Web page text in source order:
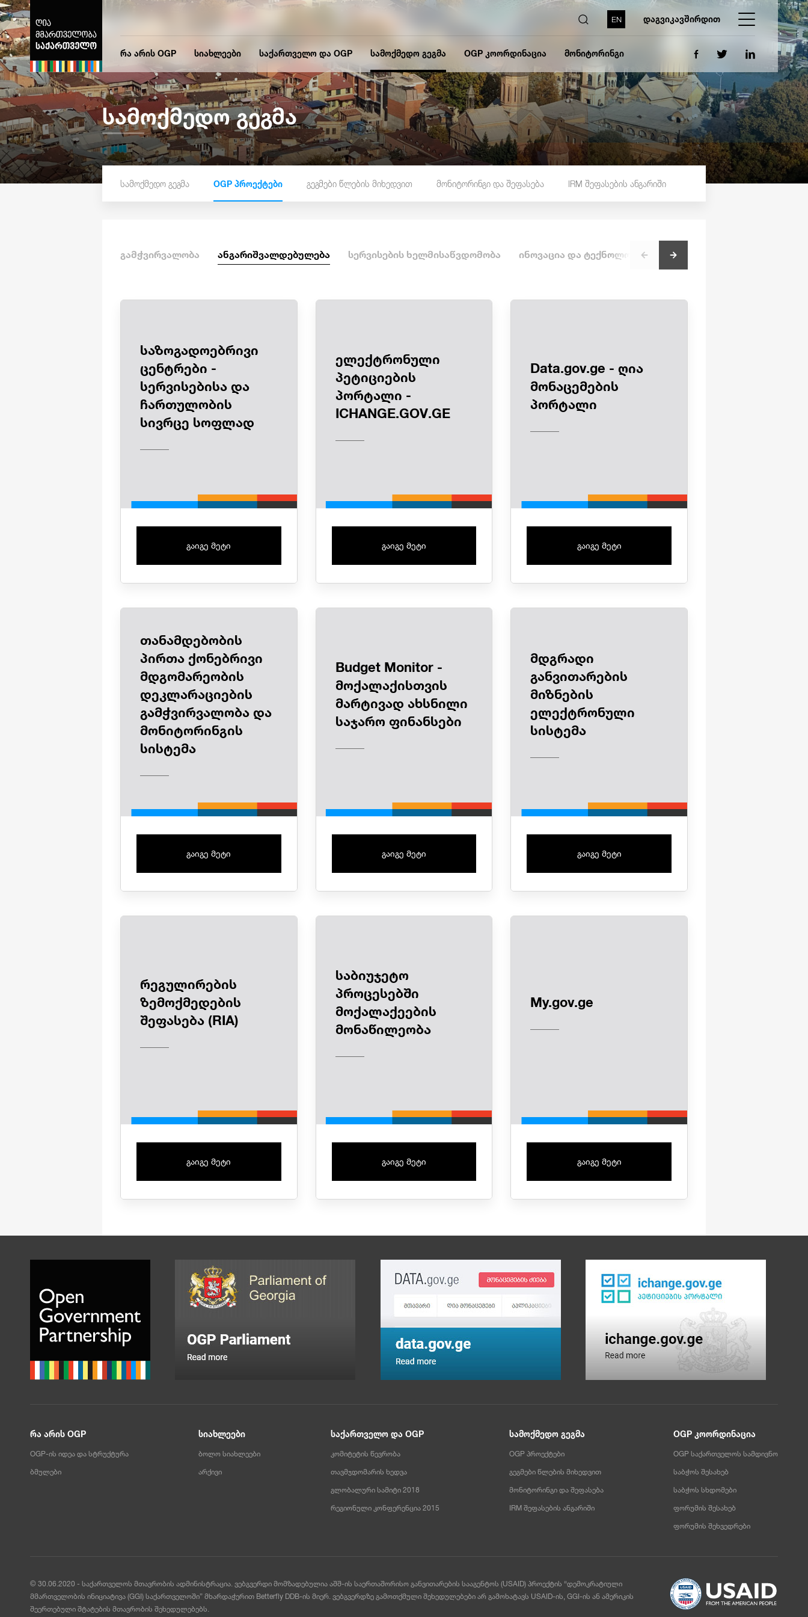
EN დაგვიკავშირდით
რა არის OGP სიახლეები საქართველო და OGP სამოქმედო გეგმა OGP კოორდინაცია მონიტორინგი
სამოქმედო გეგმა
სამოქმედო გეგმა OGP პროექტები გეგმები წლების მიხედვით მონიტორინგი და შეფასება IRM შეფასების ანგარიში
გამჭვირვალობა ანგარიშვალდებულება სერვისების ხელმისაწვდომობა ინოვაცია და ტექნოლოგია ჩართულობა
საზოგადოებრივი
ცენტრები -
სერვისებისა და
ჩართულობის
სივრცე სოფლად
გაიგე მეტი
ელექტრონული
პეტიციების
პორტალი -
ICHANGE.GOV.GE
გაიგე მეტი
Data.gov.ge - ღია
მონაცემების
პორტალი
გაიგე მეტი
თანამდებობის
პირთა ქონებრივი
მდგომარეობის
დეკლარაციების
გამჭვირვალობა და
მონიტორინგის
სისტემა
გაიგე მეტი
Budget Monitor -
მოქალაქისთვის
მარტივად ახსნილი
საჯარო ფინანსები
გაიგე მეტი
მდგრადი
განვითარების
მიზნების
ელექტრონული
სისტემა
გაიგე მეტი
რეგულირების
ზემოქმედების
შეფასება (RIA)
გაიგე მეტი
საბიუჯეტო
პროცესებში
მოქალაქეების
მონაწილეობა
გაიგე მეტი
My.gov.ge
გაიგე მეტი
რა არის OGP
OGP-ის იდეა და სტრუქტურა
ბმულები
სიახლეები
ბოლო სიახლეები
არქივი
საქართველო და OGP
კომიტეტის წევრობა
თავმჯდომარის ხედვა
გლობალური სამიტი 2018
რეგიონული კონფერენცია 2015
სამოქმედო გეგმა
OGP პროექტები
გეგმები წლების მიხედვით
მონიტორინგი და შეფასება
IRM შეფასების ანგარიში
OGP კოორდინაცია
OGP საქართველოს სამდივნო
საბჭოს შესახებ
საბჭოს სხდომები
ფორუმის შესახებ
ფორუმის შეხვედრები
© 30.06.2020 - საქართველოს მთავრობის ადმინისტრაცია. ვებგვერდი მომზადებულია აშშ-ის საერთაშორისო განვითარების სააგენტოს (USAID) პროექტის “დემოკრატიული
მმართველობის ინიციატივა (GGI) საქართველოში” მხარდაჭერით Betterfly DDB-ის მიერ. ვებგვერდზე გამოთქმული შეხედულებები არ გამოხატავს USAID-ის, GGI-ის ან ამერიკის
შეერთებული შტატების მთავრობის შეხედულებებს.